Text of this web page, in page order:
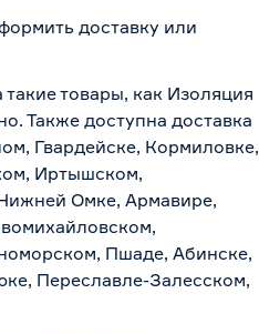
доставку или
товары, как Изоляция
Также доступна доставка
Гвардейске, Кормиловке,
Иртышском,
Омке, Армавире,
Пшаде, Абинске,
Переславле-Залесском,